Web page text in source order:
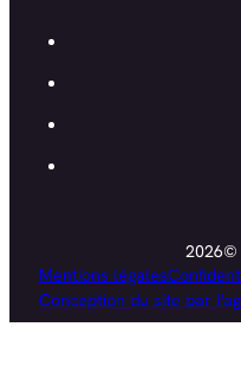
2026©
Mentions légales
Conception du site par